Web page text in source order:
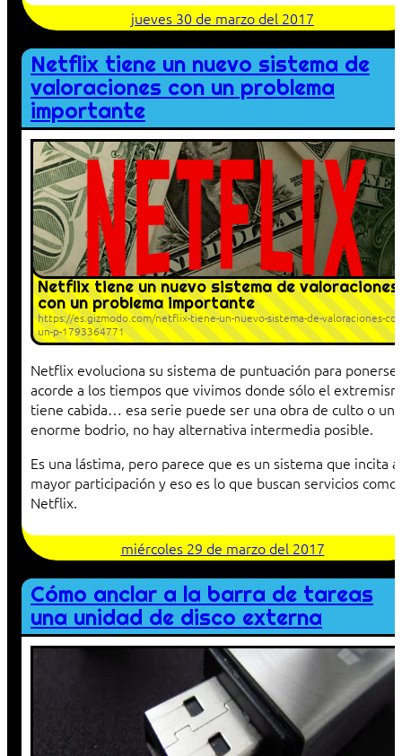
jueves 30 de marzo del 2017
Netflix tiene un nuevo sistema de
valoraciones con un problema
importante
Netflix tiene un nuevo sistema de valoraciones
con un problema importante
https://es.gizmodo.com/netflix-tiene-un-nuevo-sistema-de-valoraciones-
un-p-1793364771
Netflix evoluciona su sistema de puntuación para ponerse
acorde a los tiempos que vivimos donde sólo el
tiene cabida… esa serie puede ser una obra de culto o un
enorme bodrio, no hay alternativa intermedia posible.
Es una lástima, pero parece que es un sistema que incita a
mayor participación y eso es lo que buscan servicios como
Netflix.
miércoles 29 de marzo del 2017
Cómo anclar a la barra de tareas
una unidad de disco externa